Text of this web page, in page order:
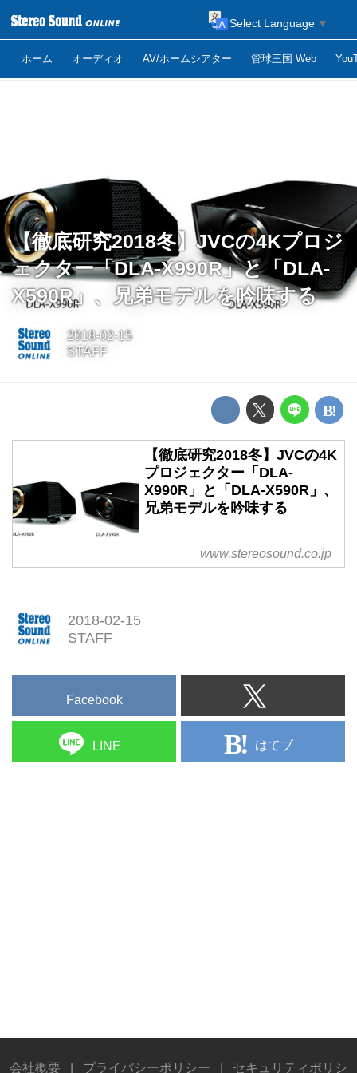
ホーム オーディオ AV/ホームシアター 管球王国 Web
Select Language ▼
【徹底研究2018冬】JVCの4Kプロジ
ェクター「DLA-X990R」と「DLA-
X590R」、兄弟モデルを吟味する
2018-02-15
STAFF
【徹底研究2018冬】JVCの4K
プロジェクター「DLA-
X990R」と「DLA-X590R」、
兄弟モデルを吟味する
www.stereosound.co.jp
2018-02-15
STAFF
Facebook
LINE はてブ
会社概要 プライバシーポリシー セキュリティポリシ